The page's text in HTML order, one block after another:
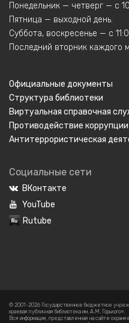
Понедельник — четверг — с
Пятница — выходной день.
Суббота, воскресенье — с
Последний вторник каждого
Официальные документы
Структура библиотеки
Виртуальная справочная
Противодействие коррупции
Антитеррористическая
Социальные сети
ВКонтакте
YouTube
Rutube
© 2001-2026 Государственное бюджетное
краевая публичная библиотека им. А.М. Горького».
Вся информация, представленная на сайте